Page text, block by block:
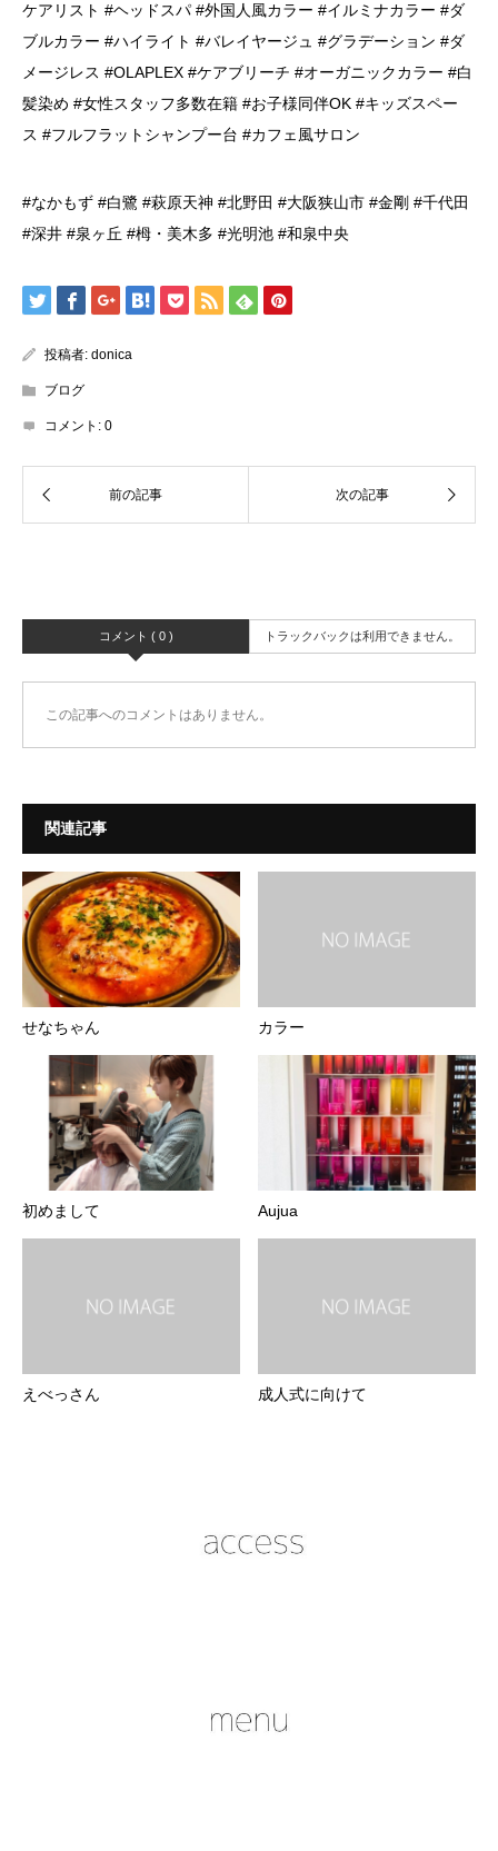
ケアリスト #ヘッドスパ #外国人風カラー #イルミナカラー #ダ
ブルカラー #ハイライト #バレイヤージュ #グラデーション #ダ
メージレス #OLAPLEX #ケアブリーチ #オーガニックカラー #白
髪染め #女性スタッフ多数在籍 #お子様同伴OK #キッズスペー
ス #フルフラットシャンプー台 #カフェ風サロン
#なかもず #白鷺 #萩原天神 #北野田 #大阪狭山市 #金剛 #千代田
#深井 #泉ヶ丘 #栂・美木多 #光明池 #和泉中央
投稿者: donica
ブログ
コメント: 0
コメント ( 0 ) トラックバックは利用できません。
この記事へのコメントはありません。
関連記事
せなちゃん カラー
初めまして Aujua
えべっさん 成人式に向けて